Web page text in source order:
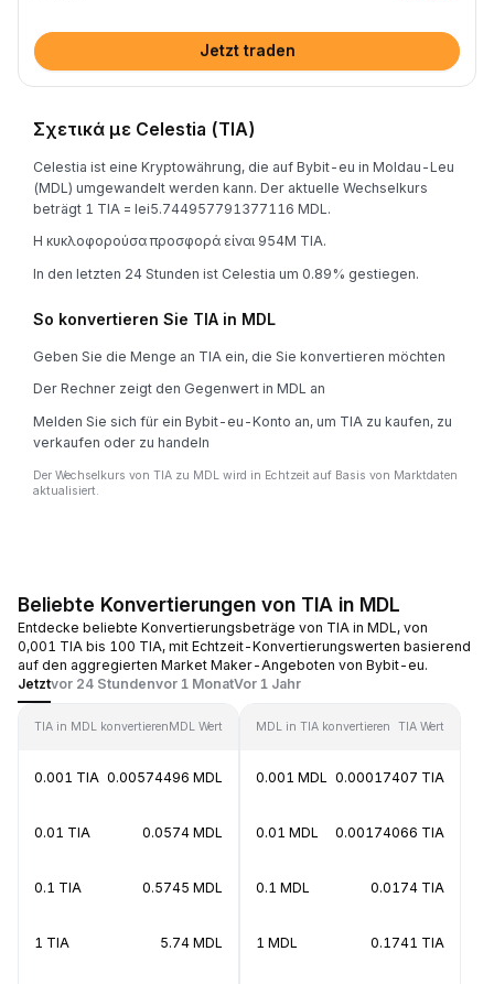
Jetzt traden
Σχετικά με Celestia (TIA)
Celestia ist eine Kryptowährung, die auf Bybit-eu in Moldau-Leu
(MDL) umgewandelt werden kann. Der aktuelle Wechselkurs
beträgt 1 TIA = lei5.744957791377116 MDL.
Η κυκλοφορούσα προσφορά είναι 954M TIA.
In den letzten 24 Stunden ist Celestia um 0.89% gestiegen.
So konvertieren Sie TIA in MDL
Geben Sie die Menge an TIA ein, die Sie konvertieren möchten
Der Rechner zeigt den Gegenwert in MDL an
Melden Sie sich für ein Bybit-eu-Konto an, um TIA zu kaufen, zu
verkaufen oder zu handeln
Der Wechselkurs von TIA zu MDL wird in Echtzeit auf Basis von Marktdaten
aktualisiert.
Beliebte Konvertierungen von TIA in MDL
Entdecke beliebte Konvertierungsbeträge von TIA in MDL, von
0,001 TIA bis 100 TIA, mit Echtzeit-Konvertierungswerten basierend
auf den aggregierten Market Maker-Angeboten von Bybit-eu.
Jetztvor 24 Stundenvor 1 MonatVor 1 Jahr
TIA in MDL konvertierenMDL Wert
0.001 TIA 0.00574496 MDL
0.01 TIA 0.0574 MDL
0.1 TIA 0.5745 MDL
1 TIA 5.74 MDL
MDL in TIA konvertieren TIA Wert
0.001 MDL 0.00017407 TIA
0.01 MDL 0.00174066 TIA
0.1 MDL 0.0174 TIA
1 MDL 0.1741 TIA